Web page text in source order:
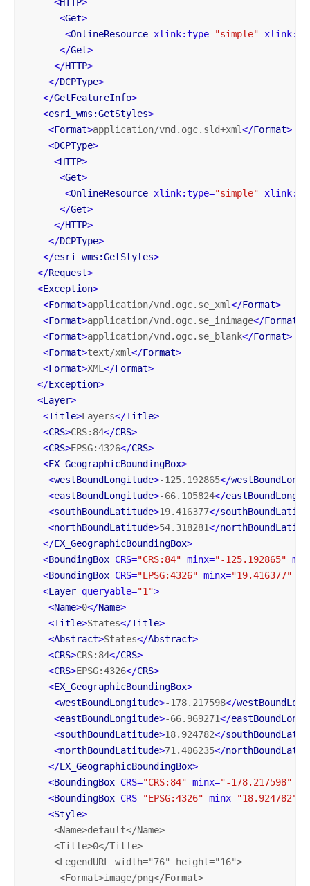
<HTTP>
<Get>
<OnlineResource xlink:type="simple"
</Get>
</HTTP>
</DCPType>
</GetFeatureInfo>
<esri_wms:GetStyles>
<Format>application/vnd.ogc.sld+xml</Format>
<DCPType>
<HTTP>
<Get>
<OnlineResource xlink:type="simple"
</Get>
</HTTP>
</DCPType>
</esri_wms:GetStyles>
</Request>
<Exception>
<Format>application/vnd.ogc.se_xml</Format>
<Format>application/vnd.ogc.se_inimage</Format
<Format>application/vnd.ogc.se_blank</Format>
<Format>text/xml</Format>
<Format>XML</Format>
</Exception>
<Layer>
<Title>Layers</Title>
<CRS>CRS:84</CRS>
<CRS>EPSG:4326</CRS>
<EX_GeographicBoundingBox>
<westBoundLongitude>-125.192865</
<eastBoundLongitude>-66.105824</
<southBoundLatitude>19.416377</
<northBoundLatitude>54.318281</
</EX_GeographicBoundingBox>
<BoundingBox CRS="CRS:84" minx="-125.192865"
<BoundingBox CRS="EPSG:4326" minx="19.416377"
<Layer queryable="1">
<Name>0</Name>
<Title>States</Title>
<Abstract>States</Abstract>
<CRS>CRS:84</CRS>
<CRS>EPSG:4326</CRS>
<EX_GeographicBoundingBox>
<westBoundLongitude>-178.217598</
<eastBoundLongitude>-66.969271</
<southBoundLatitude>18.924782</
<northBoundLatitude>71.406235</
</EX_GeographicBoundingBox>
<BoundingBox CRS="CRS:84" minx="-178.217598"
<BoundingBox CRS="EPSG:4326" minx="18.924782"
<Style>
     <
Name>default</Name>
     <
Title>0</Title>
     <
LegendURL width="76" height="16">
      <
Format>image/png</Format>